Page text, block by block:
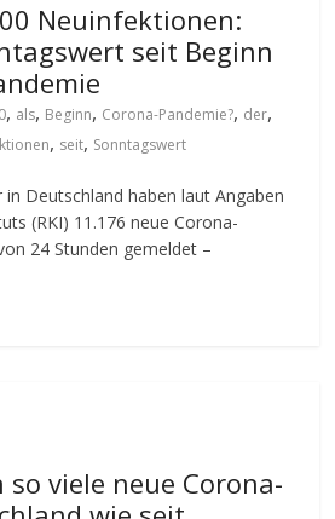
Neuinfektionen:
seit Beginn
, als, Beginn, Corona-Pandemie?, der,
, seit, Sonntagswert
Deutschland haben laut Angaben
(RKI) 11.176 neue Corona-
24 Stunden gemeldet –
viele neue Corona-